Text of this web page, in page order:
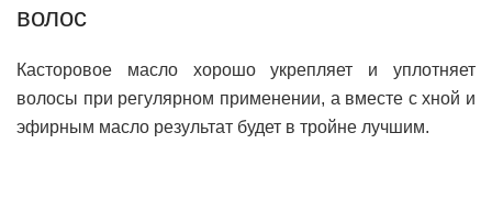
волос
Касторовое масло хорошо укрепляет и уплотняет
волосы при регулярном применении, а вместе с хной и
эфирным масло результат будет в тройне лучшим.